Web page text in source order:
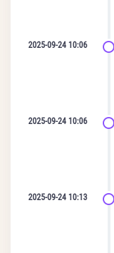
2025-09-24 10:06
2025-09-24 10:06
2025-09-24 10:13